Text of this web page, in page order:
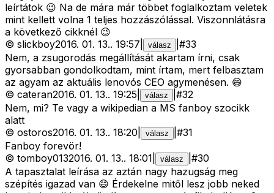
leírtátok 😉 Na de mára már többet foglalkoztam veletek
mint kellett volna 1 teljes hozzászólással. Viszonnlátásra
a következő cikknél 😉
© slickboy2016. 01. 13.. 19:57 válasz #33
Nem, a zsugorodás megállítását akartam írni, csak
gyorsabban gondolkodtam, mint írtam, mert felbasztam
az agyam az aktuális lenovós CEO agymenésen. 😄
© cateran2016. 01. 13.. 19:25 válasz #32
Nem, mi? Te vagy a wikipedian a MS fanboy szocikk
alatt
© ostoros2016. 01. 13.. 18:20 válasz #31
Fanboy forevör!
© tomboy0132016. 01. 13.. 18:01 válasz #30
A tapasztalat leírása az aztán nagy hazugság meg
szépítés igazad van 😄 Érdekelne mitől lesz jobb neked